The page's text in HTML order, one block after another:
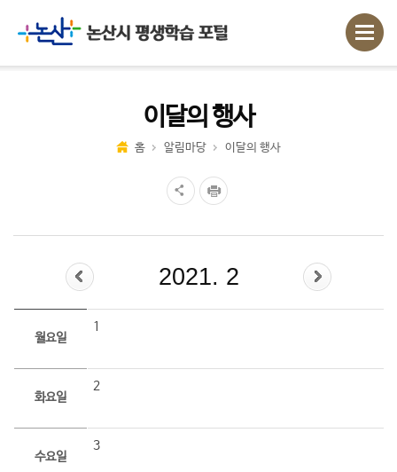
이달의 행사
홈 알림마당 이달의 행사
2021. 2
월요일
1
화요일
2
수요일
3